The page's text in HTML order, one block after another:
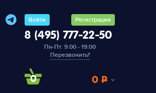
Войти Регистрация
8 (495) 777-22-50
Пн-Пт: 9:00 - 19:00
Перезвонить?
0 0 Р